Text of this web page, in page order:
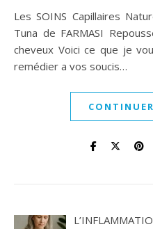
Les SOINS Capillaires Naturels & ses Bienfaits du Dr. C.
Tuna de FARMASI
cheveux Voici ce que je
remédier a vos soucis…